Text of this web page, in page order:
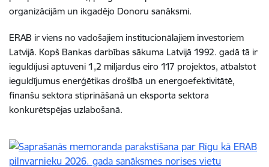
organizācijām un ikgadējo Donoru sanāksmi.
ERAB ir viens no vadošajiem institucionālajiem investoriem
Latvijā. Kopš Bankas darbības sākuma Latvijā 1992. gadā tā ir
ieguldījusi aptuveni 1,2 miljardus eiro 117 projektos, atbalstot
ieguldījumus enerģētikas drošībā un energoefektivitātē,
finanšu sektora stiprināšanā un eksporta sektora
konkurētspējas uzlabošanā.